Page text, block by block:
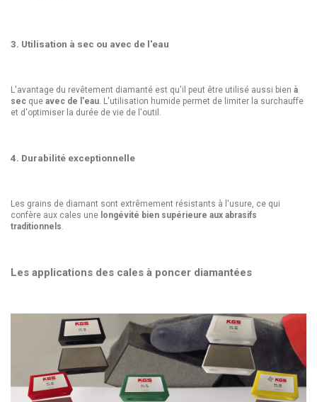
3. Utilisation à sec ou avec de l'eau
L'avantage du revêtement diamanté est qu'il peut être utilisé aussi bien à
sec que avec de l'eau. L'utilisation humide permet de limiter la surchauffe
et d'optimiser la durée de vie de l'outil.
4. Durabilité exceptionnelle
Les grains de diamant sont extrêmement résistants à l'usure, ce qui
confère aux cales une longévité bien supérieure aux abrasifs
traditionnels.
Les applications des cales à poncer diamantées